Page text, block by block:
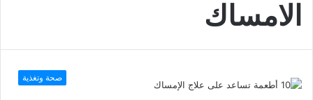
الامساك
صحة وتغذية